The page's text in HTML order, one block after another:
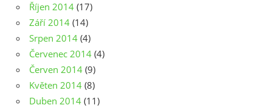
Říjen 2014 (17)
Září 2014 (14)
Srpen 2014 (4)
Červenec 2014 (4)
Červen 2014 (9)
Květen 2014 (8)
Duben 2014 (11)